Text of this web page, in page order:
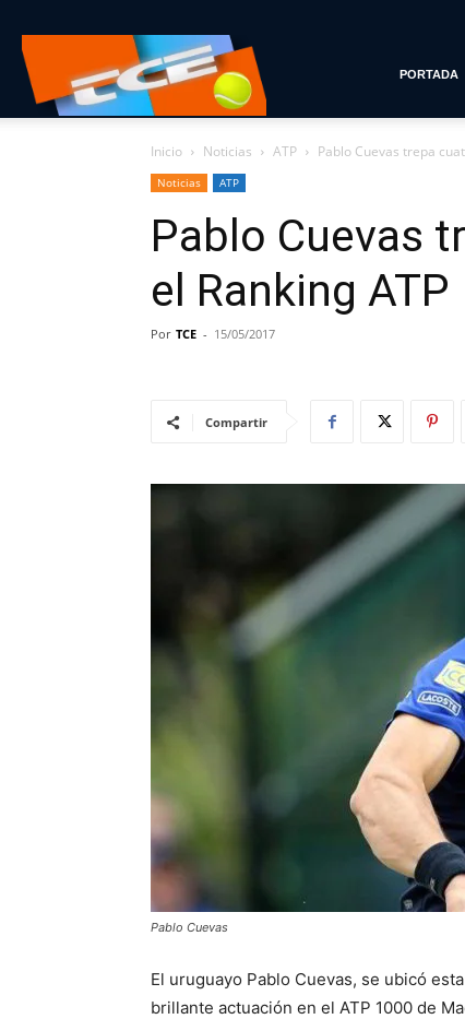
con
Estilo
PORTADA
Inicio Noticias ATP Pablo Cuevas trepa
Noticias ATP
Pablo Cuevas
el Ranking ATP
Por TCE - 15/05/2017
Compartir
Pablo Cuevas
El uruguayo Pablo Cuevas, se ubicó
brillante actuación en el ATP 1000 de